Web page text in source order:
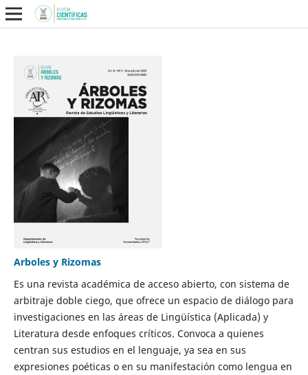
Arboles y Rizomas
Es una revista académica de acceso abierto, con sistema de
arbitraje doble ciego, que ofrece un espacio de diálogo para
investigaciones en las áreas de Lingüística (Aplicada) y
Literatura desde enfoques críticos. Convoca a quienes
centran sus estudios en el lenguaje, ya sea en sus
expresiones poéticas o en su manifestación como lengua en